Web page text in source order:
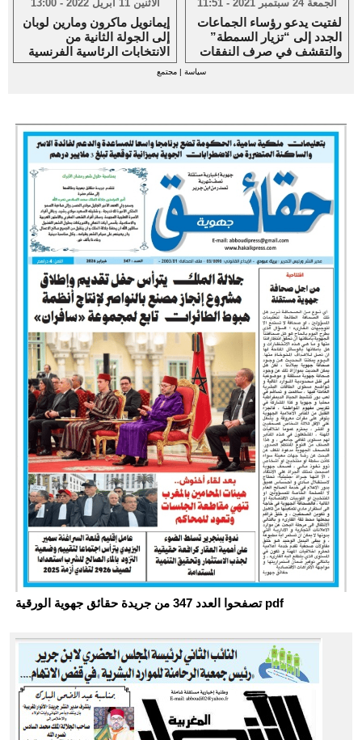
تصفحوا العدد 347 من جريدة حقائق جهوية الورقية pdf
الاثنين 11 أبريل 2022 - 13:00
إيمانويل ماكرون ومارين لوبان
إلى الجولة الثانية من
الانتخابات الرئاسية الفرنسية
الجمعة 24 سبتمبر 2021 - 11:51
لفتيت يدعو رؤساء الجماعات
الجدد إلى “تزيار السمطة”
والتقشف في صرف النفقات
سياسة |مجتمع